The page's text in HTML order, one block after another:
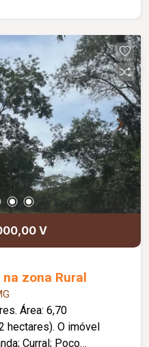
V
zona Rural
6,70
O imóvel
Curral; Poço